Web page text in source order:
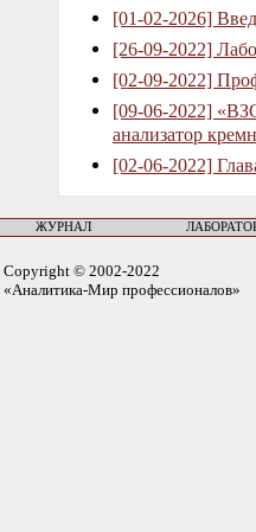
[01-02-2026]
[26-09-2022]
[02-09-2022]
[09-06-2022]
анализатор
[02-06-2022]
ЖУРНАЛ
Copyright © 2002-2022
«Аналитика-Мир профессионалов»